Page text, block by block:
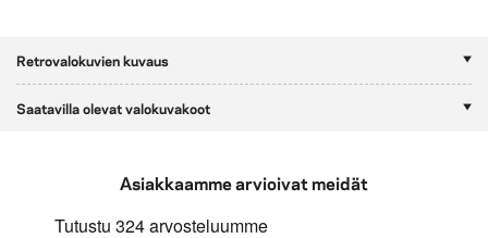
Retrovalokuvien kuvaus
Saatavilla olevat valokuvakoot
Asiakkaamme arvioivat meidät